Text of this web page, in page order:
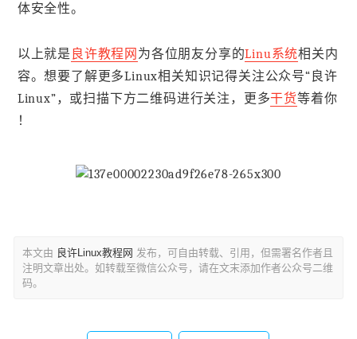
体安全性。
以上就是 良许教程网 为各位朋友分享的Linu系统相关内
容。想要了解更多Linux相关知识记得关注公众号“良许
Linux”，或扫描下方二维码进行关注，更多干货等着你
！
本文由 良许Linux教程网 发布，可自由转载、引用，但需署名作者且
注明文章出处。如转载至微信公众号，请在文末添加作者公众号二维
码。